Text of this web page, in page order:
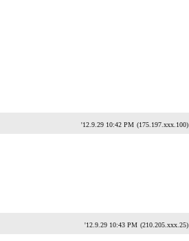
'12.9.29 10:42 PM (175.197.xxx.100)
'12.9.29 10:43 PM (210.205.xxx.25)